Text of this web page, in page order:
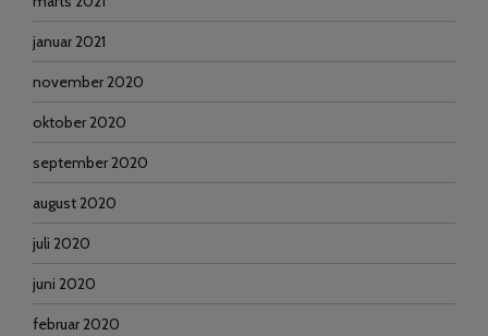
januar 2021
november 2020
oktober 2020
september 2020
august 2020
juli 2020
juni 2020
februar 2020